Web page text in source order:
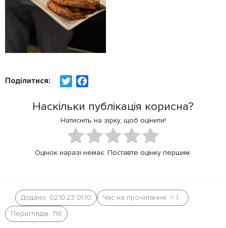
Поділитися:
i
t
t
e
r
c
e
b
o
o
Наскільки публікація корисна?
Натисніть на зірку, щоб оцінити!
Оцінок наразі немає. Поставте оцінку першим.
Додано: 02.10.23 01:10 Час на прочитання: < 1
Переглядів: 716